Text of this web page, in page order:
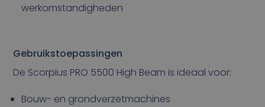
werkomstandigheden
Gebruikstoepassingen
De Scorpius PRO 5500 High Beam is ideaal voor:
Bouw- en grondverzetmachines